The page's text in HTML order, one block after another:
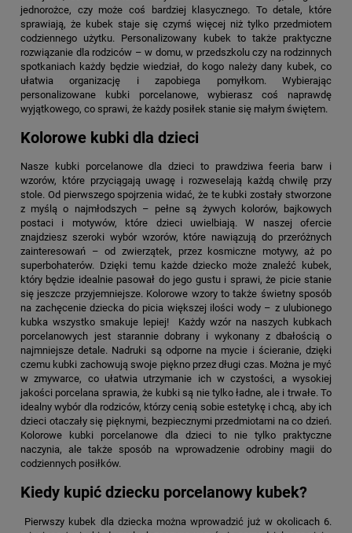
jednorożce, czy może coś bardziej klasycznego. To detale, które
sprawiają, że kubek staje się czymś więcej niż tylko przedmiotem
codziennego użytku. Personalizowany kubek to także praktyczne
rozwiązanie dla rodziców – w domu, w przedszkolu czy na rodzinnych
spotkaniach każdy będzie wiedział, do kogo należy dany kubek, co
ułatwia organizację i zapobiega pomyłkom. Wybierając
personalizowane kubki porcelanowe, wybierasz coś naprawdę
wyjątkowego, co sprawi, że każdy posiłek stanie się małym świętem.
Kolorowe kubki dla dzieci
Nasze kubki porcelanowe dla dzieci to prawdziwa feeria barw i
wzorów, które przyciągają uwagę i rozweselają każdą chwilę przy
stole. Od pierwszego spojrzenia widać, że te kubki zostały stworzone
z myślą o najmłodszych – pełne są żywych kolorów, bajkowych
postaci i motywów, które dzieci uwielbiają. W naszej ofercie
znajdziesz szeroki wybór wzorów, które nawiązują do przeróżnych
zainteresowań – od zwierzątek, przez kosmiczne motywy, aż po
superbohaterów. Dzięki temu każde dziecko może znaleźć kubek,
który będzie idealnie pasował do jego gustu i sprawi, że picie stanie
się jeszcze przyjemniejsze. Kolorowe wzory to także świetny sposób
na zachęcenie dziecka do picia większej ilości wody – z ulubionego
kubka wszystko smakuje lepiej! Każdy wzór na naszych kubkach
porcelanowych jest starannie dobrany i wykonany z dbałością o
najmniejsze detale. Nadruki są odporne na mycie i ścieranie, dzięki
czemu kubki zachowują swoje piękno przez długi czas. Można je myć
w zmywarce, co ułatwia utrzymanie ich w czystości, a wysokiej
jakości porcelana sprawia, że kubki są nie tylko ładne, ale i trwałe. To
idealny wybór dla rodziców, którzy cenią sobie estetykę i chcą, aby ich
dzieci otaczały się pięknymi, bezpiecznymi przedmiotami na co dzień.
Kolorowe kubki porcelanowe dla dzieci to nie tylko praktyczne
naczynia, ale także sposób na wprowadzenie odrobiny magii do
codziennych posiłków.
Kiedy kupić dziecku porcelanowy kubek?
Pierwszy kubek dla dziecka można wprowadzić już w okolicach 6.